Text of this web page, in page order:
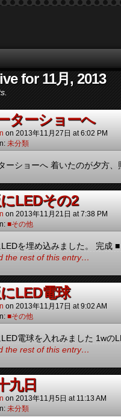
for 11月, 2013
ターショーへ
on 2013年11月27日 at6:02 PM
未分類
ーショーへ 着いたのが夕方、
LEDその2
on 2013年11月21日 at7:38 PM
■その他
を埋め込みました。 完成
the rest of this entry…
LED電球
on 2013年11月17日 at9:02 AM
■その他
電球を入れみました 1w
the rest of this entry…
九日
on 2013年11月5日 at11:13 AM
未分類